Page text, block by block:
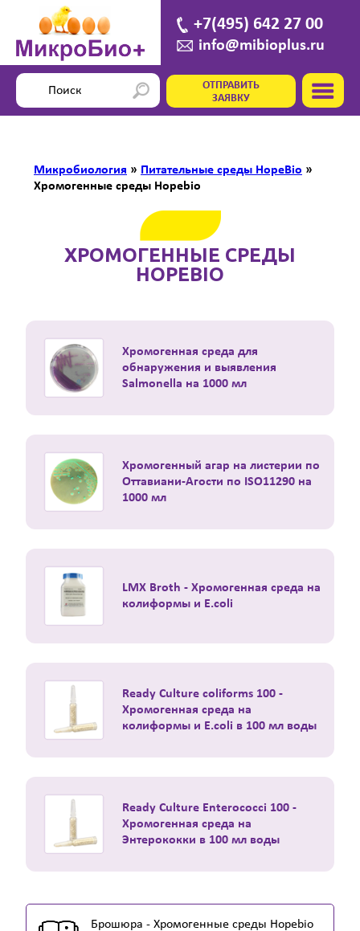
+7(495) 642 27 00
info@mibioplus.ru
ОТПРАВИТЬ
ЗАЯВКУ
Микробиология » Питательные среды HopeBio »
Хромогенные среды Hopebio
ХРОМОГЕННЫЕ СРЕДЫ
HOPEBIO
Хромогенная среда для
обнаружения и выявления
Salmonella на 1000 мл
Хромогенный агар на листерии по
Оттавиани-Агости по ISO11290 на
1000 мл
LMX Broth - Хромогенная среда на
колиформы и E.coli
Ready Culture coliforms 100 -
Хромогенная среда на
колиформы и E.coli в 100 мл воды
Ready Culture Enterococci 100 -
Хромогенная среда на
Энтерококки в 100 мл воды
Брошюра - Хромогенные среды Hopebio